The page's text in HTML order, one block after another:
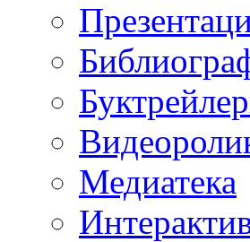
Медиатека